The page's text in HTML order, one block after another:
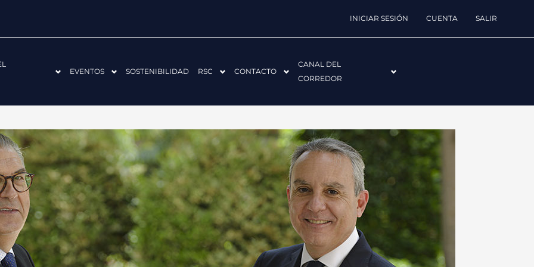
INICIAR SESIÓN CUENTA SALIR
EVENTOS SOSTENIBILIDAD RSC CONTACTO
CANAL DEL
CORREDOR